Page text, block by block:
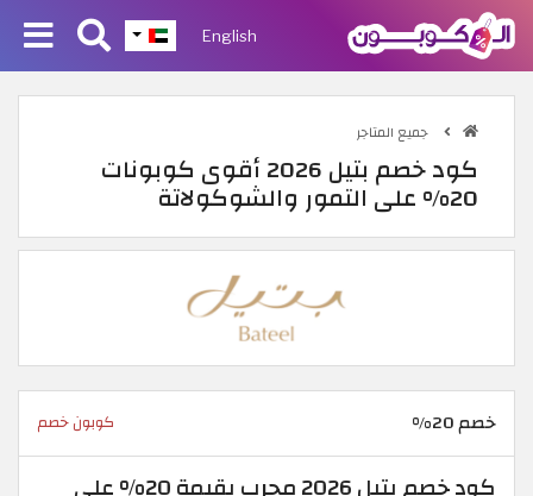
English
جميع المتاجر
كود خصم بتيل 2026 أقوى كوبونات
20% على التمور والشوكولاتة
خصم 20% كوبون خصم
كود خصم بتيل 2026 مجرب بقيمة 20% على